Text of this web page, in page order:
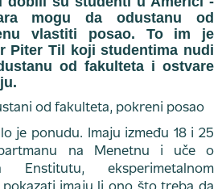
mogu da odustanu od
vlastiti posao. To im je
Piter Til koji studentima nudi
od fakulteta i ostvare
je ponudu. Imaju između 18 i 25
na Menetnu i uče o
Enstitutu, eksperimetalnom